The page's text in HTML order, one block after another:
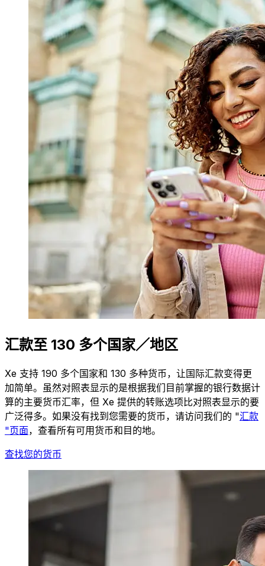
汇款至 130 多个国家／地区
Xe 支持 190 多个国家和 130 多种货币，让国际汇款变得更
加简单。虽然对照表显示的是根据我们目前掌握的银行数据计
算的主要货币汇率，但 Xe 提供的转账选项比对照表显示的要
广泛得多。如果没有找到您需要的货币，请访问我们的 "汇款
"页面，查看所有可用货币和目的地。
查找您的货币